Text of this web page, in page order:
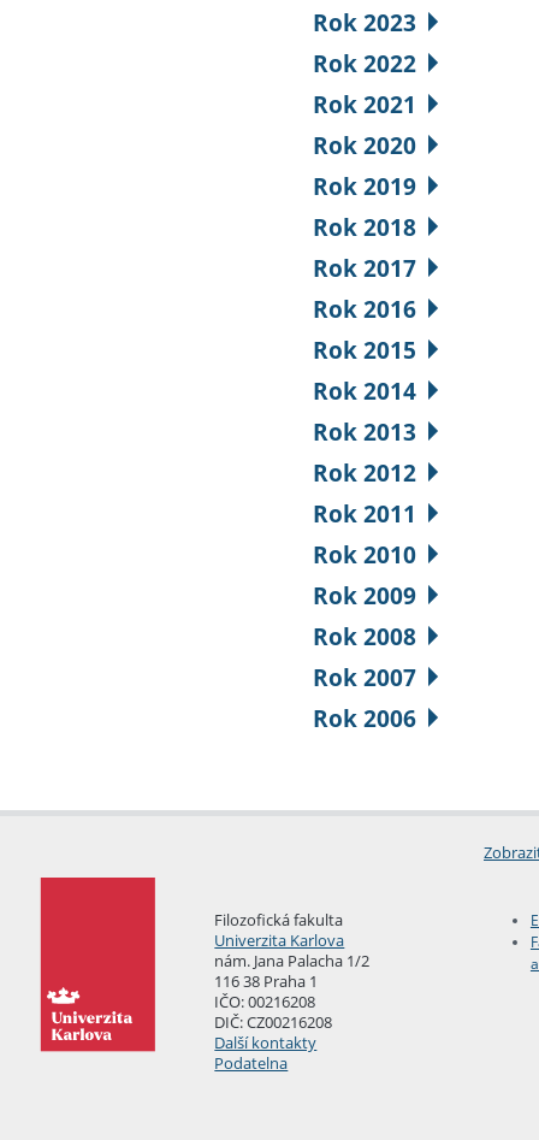
Rok 2023
Rok 2022
Rok 2021
Rok 2020
Rok 2019
Rok 2018
Rok 2017
Rok 2016
Rok 2015
Rok 2014
Rok 2013
Rok 2012
Rok 2011
Rok 2010
Rok 2009
Rok 2008
Rok 2007
Rok 2006
Filozofická fakulta
Univerzita Karlova
nám. Jana Palacha 1/2
116 38 Praha 1
IČO: 00216208
DIČ: CZ00216208
Další kontakty
Podatelna